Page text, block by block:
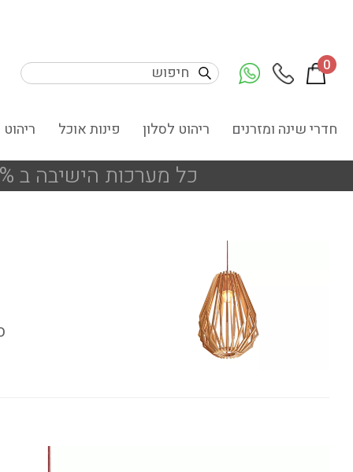
0
חדרי שינה ומזרנים ריהוט לסלון פינות אוכל
כל מערכות הישיבה ב 25% הנחה